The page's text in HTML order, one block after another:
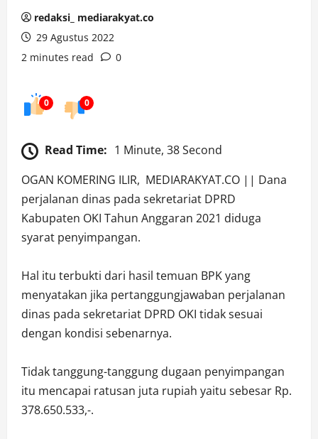
redaksi_ mediarakyat.co
29 Agustus 2022
2 minutes read
0
0 0
Read Time: 1 Minute, 38 Second
OGAN KOMERING ILIR, MEDIARAKYAT.CO || Dana
perjalanan dinas pada sekretariat DPRD
Kabupaten OKI Tahun Anggaran 2021 diduga
syarat penyimpangan.
Hal itu terbukti dari hasil temuan BPK yang
menyatakan jika pertanggungjawaban perjalanan
dinas pada sekretariat DPRD OKI tidak sesuai
dengan kondisi sebenarnya.
Tidak tanggung-tanggung dugaan penyimpangan
itu mencapai ratusan juta rupiah yaitu sebesar Rp.
378.650.533,-.